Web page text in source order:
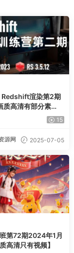
Redshift渲染第2期
质高清有部分素
15
源网 2025-07-05
第72期2024年1月
高清只有视频】